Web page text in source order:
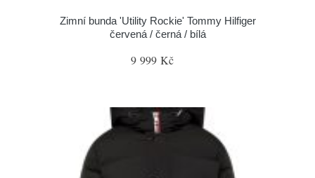
Zimní bunda 'Utility Rockie' Tommy Hilfiger
červená / černá / bílá
9 999 Kč